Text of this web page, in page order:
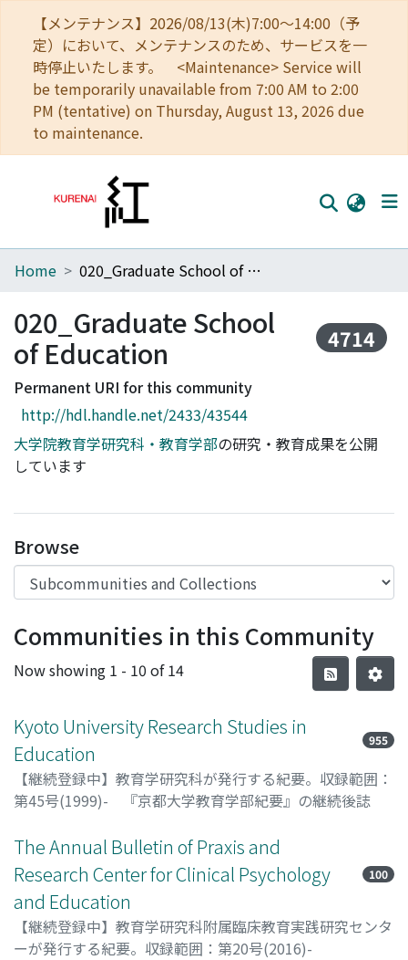
【メンテナンス】2026/08/13(木)7:00～14:00（予
定）において、メンテナンスのため、サービスを一
時停止いたします。 <Maintenance> Service will
be temporarily unavailable from 7:00 AM to 2:00
PM (tentative) on Thursday, August 13, 2026 due
to maintenance.
Home
Communities
Browse
Download Ranking
Access Statistics
Library Network
Home 020_Graduate School of Education
020_Graduate School
of Education
4714
Permanent URI for this community
http://hdl.handle.net/2433/43544
大学院教育学研究科・教育学部の研究・教育成果を公開
しています
Browse
Communities in this Community
Now showing 1 - 10 of 14
Kyoto University Research Studies in
Education
955
【継続登録中】教育学研究科が発行する紀要。収録範囲：
第45号(1999)- 『京都大学教育学部紀要』の継続後誌
The Annual Bulletin of Praxis and
Research Center for Clinical Psychology
and Education
100
【継続登録中】教育学研究科附属臨床教育実践研究センタ
ーが発行する紀要。収録範囲：第20号(2016)-